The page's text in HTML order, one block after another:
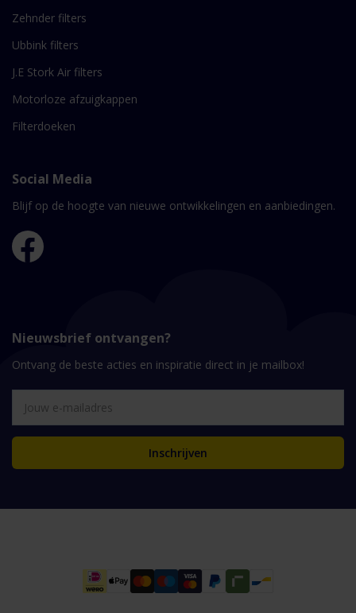
Zehnder filters
Ubbink filters
J.E Stork Air filters
Motorloze afzuigkappen
Filterdoeken
Social Media
Blijf op de hoogte van nieuwe ontwikkelingen en aanbiedingen.
Nieuwsbrief ontvangen?
Ontvang de beste acties en inspiratie direct in je mailbox!
Inschrijven